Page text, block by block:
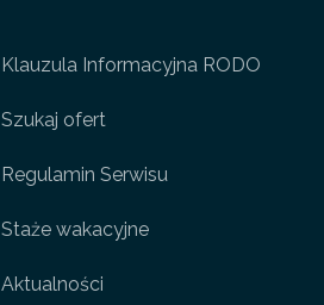
Klauzula Informacyjna RODO
Szukaj ofert
Regulamin Serwisu
Staże wakacyjne
Aktualności